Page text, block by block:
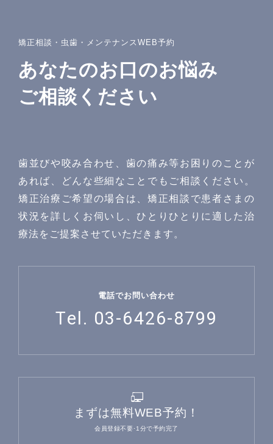
矯正相談・虫歯・メンテナンスWEB予約
あなたのお口のお悩み
ご相談ください
歯並びや咬み合わせ、歯の痛み等お困りのことが
あれば、どんな些細なことでもご相談ください。
矯正治療ご希望の場合は、矯正相談で患者さまの
状況を詳しくお伺いし、ひとりひとりに適した治
療法をご提案させていただきます。
電話でお問い合わせ
Tel. 03-6426-8799
まずは無料WEB予約！
会員登録不要･1分で予約完了